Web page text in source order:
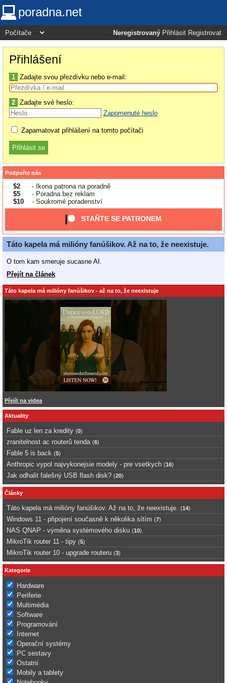
poradna.net
Neregistrovaný Přihlásit Registrovat
Přihlášení
1 Zadajte svou přezdívku nebo e-mail:
2 Zadajte své heslo:
Zapomenuté heslo
Zapamatovat přihlášení na tomto počítači
Podpořte nás
$2
- Ikona patrona na poradně
$5
- Poradna bez reklam
$10
- Soukromé poradenství
STAŇTE SE PATRONEM
Táto kapela má milióny fanúšikov. Až na to, že neexistuje.
O tom kam smeruje sucasne AI.
Přejít na článek
Táto kapela má milióny fanúšikov - až na to, že neexistuje
Přejít na videa
Aktuality
Fable uz len za kredity (0)
zranitelnost ac routerů tenda (6)
Fable 5 is back (5)
Anthropic vypol najvykonejsie modely - pre vsetkych (16)
Jak odhalit falešný USB flash disk? (20)
Články
Táto kapela má milióny fanúšikov. Až na to, že neexistuje. (14)
Windows 11 - připojení současně k několika sítím (7)
NAS QNAP - výměna systémového disku (10)
MikroTik router 11 - tipy (5)
MikroTik router 10 - upgrade routeru (3)
Kategorie
Hardware
Periferie
Multimédia
Software
Programování
Internet
Operační systémy
PC sestavy
Ostatní
Mobily a tablety